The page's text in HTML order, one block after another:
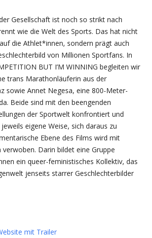
Gesellschaft ist noch so strikt nach
wie die Welt des Sports. Das hat nicht
die Athlet*innen, sondern prägt auch
von Millionen Sportfans. In
BUT I’M WINNING begleiten wir
trans Marathonläuferin aus der
sowie Annet Negesa, eine 800-Meter-
Beide sind mit den beengenden
der Sportwelt konfrontiert und
eigene Weise, sich daraus zu
Ebene des Films wird mit
Darin bildet eine Gruppe
ein queer-feministisches Kollektiv, das
jenseits starrer Geschlechterbilder
mit Trailer